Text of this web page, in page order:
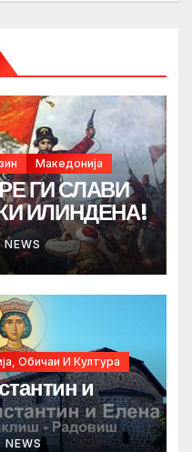
Македонија
ГИ СЛАВИ
ИЛИНДЕНА!
Обичаи И Култура
и
NEWS